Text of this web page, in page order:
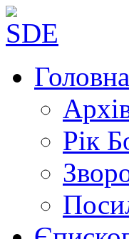
Головна
Рік